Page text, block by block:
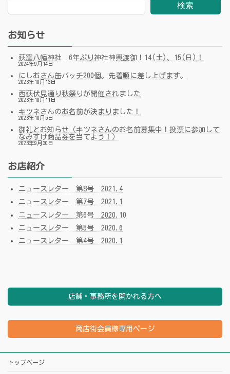
検索
お知らせ
荻窪八幡神社 6年ぶり神社神輿渡御！14(土)、15(日)！
2024年9月14日
にしおさん缶バッチ200個。先着順に差し上げます。
2023年10月13日
西荻伏見通り秋祭りが開催されました
2023年10月11日
キツネさんのお名前が決まりました！
2023年10月5日
御礼とお知らせ（キツネさんのお名前募集中！投票に参加して
なみすけ商品券を当てよう！）
2023年9月30日
お店紹介
ニュースレター 第8号 2021.4
ニュースレター 第7号 2021.1
ニュースレター 第6号 2020.10
ニュースレター 第5号 2020.6
ニュースレター 第4号 2020.1
店舗・事務所を開かれる方へ
商店街会員様専用ページ
トップページ